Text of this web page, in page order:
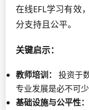
在线EFL学习有效
分支持且公平。
关键启示：
教师培训：
投资于
专业发展是必不可少
基础设施与公平性：